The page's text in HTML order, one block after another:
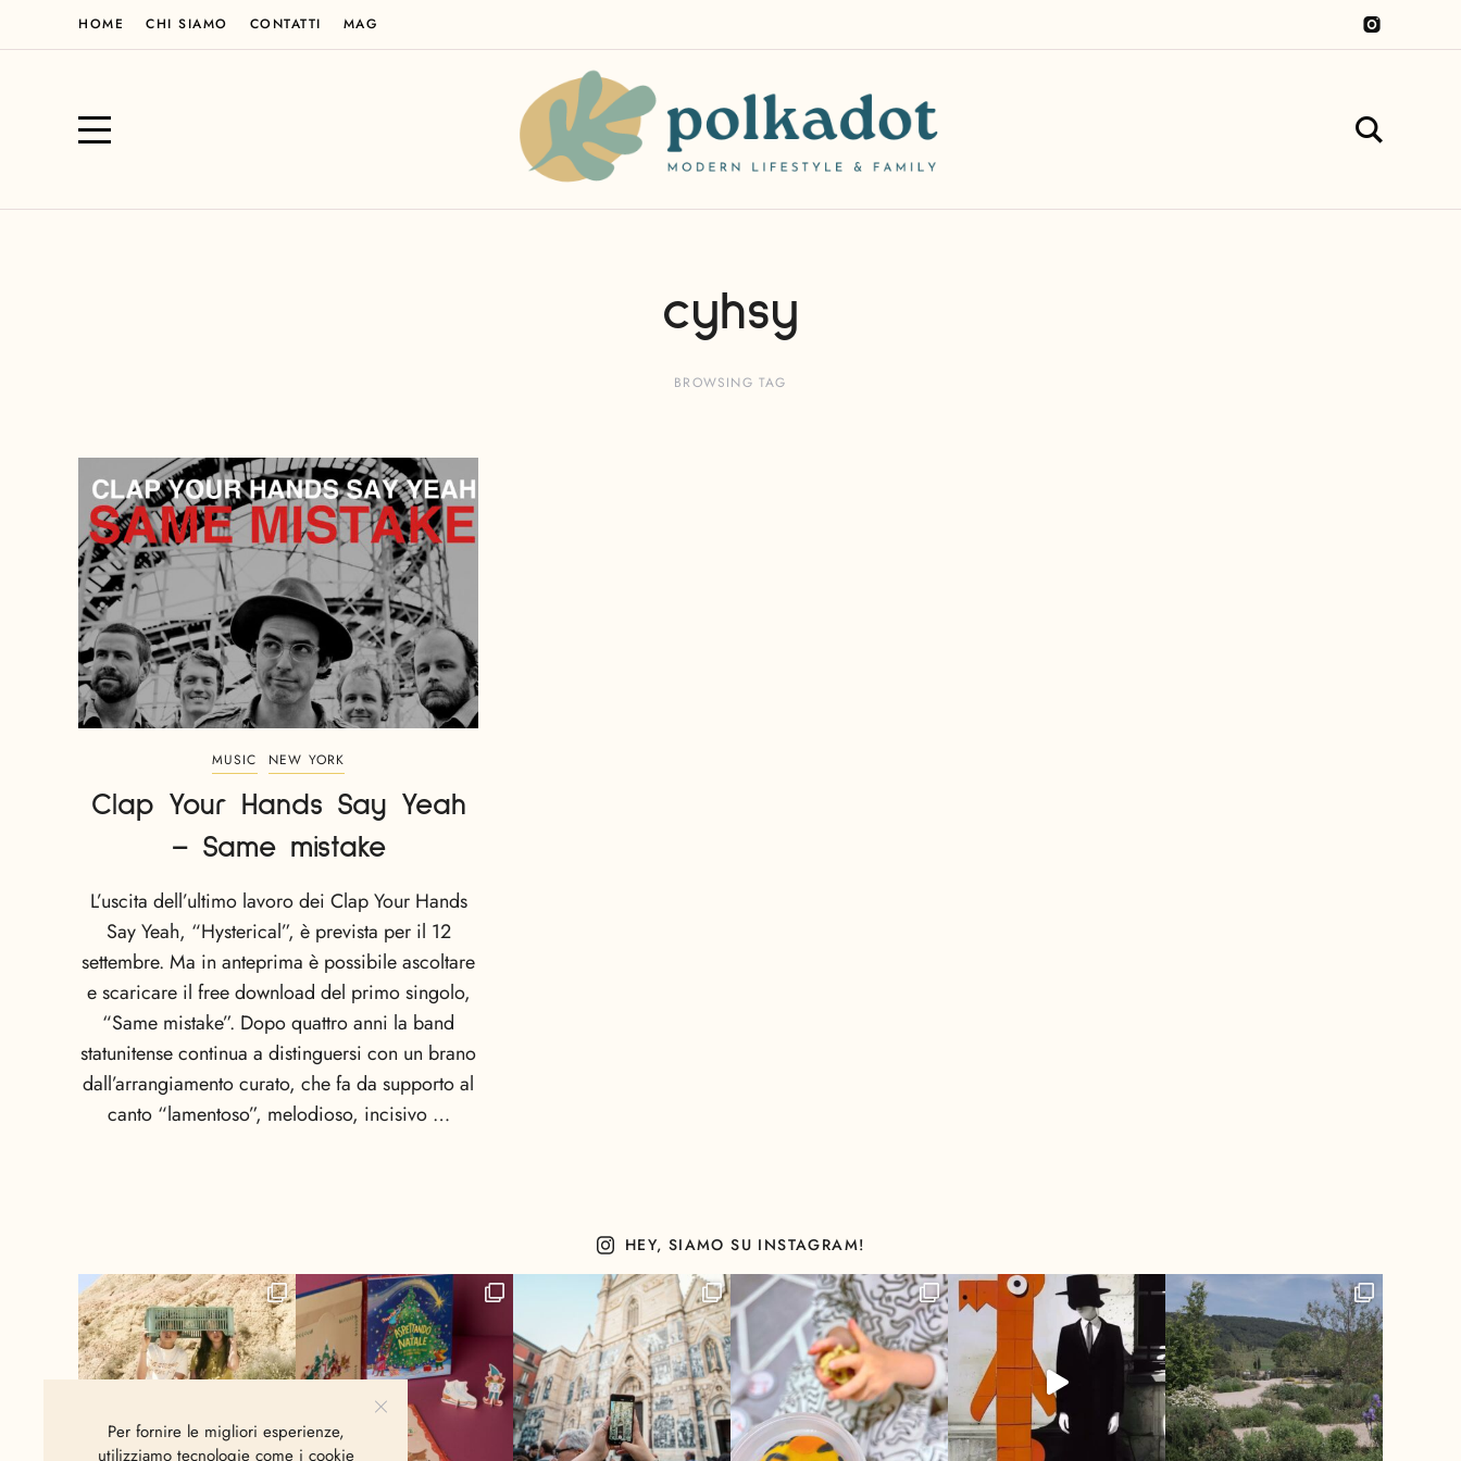
HOME CHI SIAMO CONTATTI MAG
cyhsy
BROWSING TAG
MUSIC NEW YORK
Clap Your Hands Say Yeah
– Same mistake
L’uscita dell’ultimo lavoro dei Clap Your Hands
Say Yeah, “Hysterical”, è prevista per il 12
settembre. Ma in anteprima è possibile ascoltare
e scaricare il free download del primo singolo,
“Same mistake”. Dopo quattro anni la band
statunitense continua a distinguersi con un brano
dall’arrangiamento curato, che fa da supporto al
canto “lamentoso”, melodioso, incisivo …
HEY, SIAMO SU INSTAGRAM!
Per fornire le migliori esperienze,
utilizziamo tecnologie come i cookie